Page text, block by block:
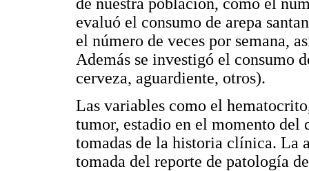
de nuestra población, como el
evaluó el consumo de arepa
el número de veces por semana,
Además se investigó el consumo
cerveza, aguardiente, otros).
Las variables como el
tumor, estadio en el momento
tomadas de la historia clínica. La
tomada del reporte de patología